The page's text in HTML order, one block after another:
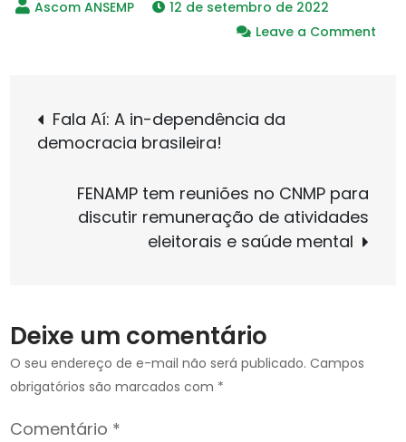
12 de setembro de 2022
Leave a Comment
Navegação
de
Post
Fala Aí: A in-dependência da
democracia brasileira!
FENAMP tem reuniões no CNMP para
discutir remuneração de atividades
eleitorais e saúde mental
Deixe um comentário
O seu endereço de e-mail não será publicado. Campos
obrigatórios são marcados com *
Comentário *